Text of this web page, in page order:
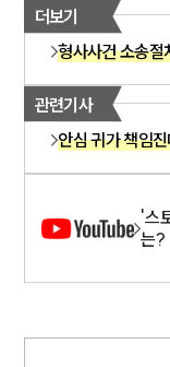
더보기
형사사건 소송절
관련기사
안심 귀가 책임
'스
는?